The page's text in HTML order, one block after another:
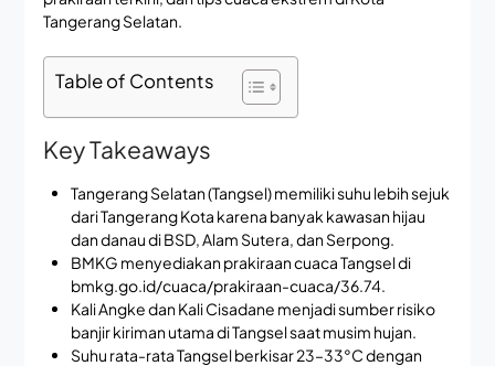
Tangerang Selatan.
Table of Contents
Key Takeaways
Tangerang Selatan (Tangsel) memiliki suhu lebih sejuk
dari Tangerang Kota karena banyak kawasan hijau
dan danau di BSD, Alam Sutera, dan Serpong.
BMKG menyediakan prakiraan cuaca Tangsel di
bmkg.go.id/cuaca/prakiraan-cuaca/36.74.
Kali Angke dan Kali Cisadane menjadi sumber risiko
banjir kiriman utama di Tangsel saat musim hujan.
Suhu rata-rata Tangsel berkisar 23–33°C dengan